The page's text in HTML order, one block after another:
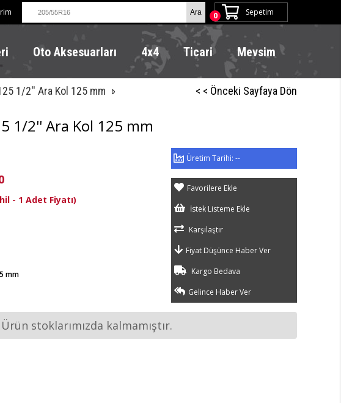
Sepetim
0
Oto Aksesuarları 4x4 Ticari Mevsim
1/2'' Ara Kol 125 mm < < Önceki Sayfaya Dön
1/2'' Ara Kol 125 mm
- 1 Adet Fiyatı)
mm
--
Favorilere Ekle
İstek Listeme Ekle
Karşılaştır
Fiyat Düşünce Haber Ver
Kargo Bedava
Gelince Haber Ver
Ürün stoklarımızda kalmamıştır.